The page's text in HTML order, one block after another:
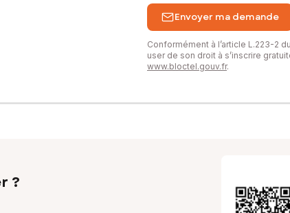
Envoyer ma demande
Conformément à l’article L.223-2
user de son droit à s’inscrire
www.bloctel.gouv.fr.
?